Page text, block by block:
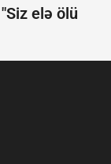
"Siz elə ölü